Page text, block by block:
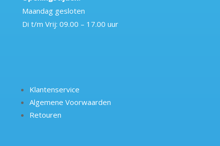
Maandag gesloten
Di t/m Vrij: 09.00 – 17.00 uur
Klantenservice
Algemene Voorwaarden
Retouren